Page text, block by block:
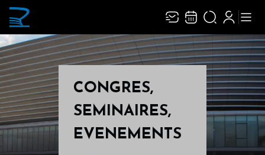
ENVOYER
CONGRES,
SEMINAIRES,
EVENEMENTS